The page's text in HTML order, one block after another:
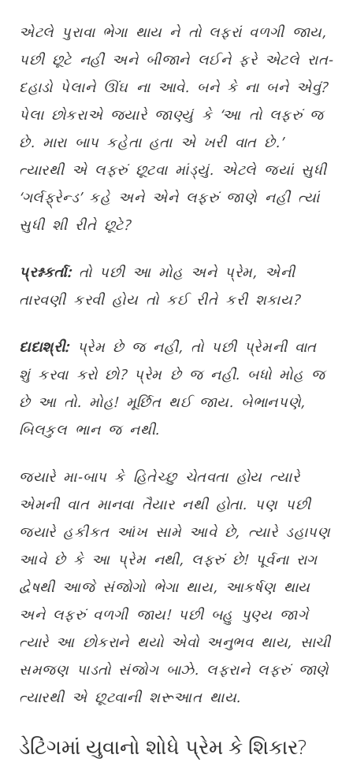
એટલે પુરાવા ભેગા થાય ને તો લફરાં વળગી જાય,
પછી છૂટે નહીં અને બીજાને લઈને ફરે એટલે રાત-
દહાડો પેલાને ઊંઘ ના આવે. બને કે ના બને એવું?
પેલા છોકરાએ જ્યારે જાણ્યું કે ‘આ તો લફરું જ
છે. મારા બાપ કહેતા હતા એ ખરી વાત છે.’
ત્યારથી એ લફરું છૂટવા માંડ્યું. એટલે જ્યાં સુધી
‘ગર્લફ્રેન્ડ’ કહે અને એને લફરું જાણે નહીં ત્યાં
સુધી શી રીતે છૂટે?
પ્રશ્નકર્તા:તો પછી આ મોહ અને પ્રેમ, એની
તારવણી કરવી હોય તો કઈ રીતે કરી શકાય?
દાદાશ્રી:પ્રેમ છે જ નહીં, તો પછી પ્રેમની વાત
શું કરવા કરો છો? પ્રેમ છે જ નહીં. બધો મોહ જ
છે આ તો. મોહ! મૂર્છિત થઈ જાય. બેભાનપણે,
બિલકુલ ભાન જ નથી.
જ્યારે મા-બાપ કે હિતેચ્છુ ચેતવતા હોય ત્યારે
એમની વાત માનવા તૈયાર નથી હોતા. પણ પછી
જ્યારે હકીકત આંખ સામે આવે છે, ત્યારે ડહાપણ
આવે છે કે આ પ્રેમ નથી, લફરું છે! પૂર્વના રાગ
દ્વેષથી આજે સંજોગો ભેગા થાય, આકર્ષણ થાય
અને લફરું વળગી જાય! પછી બહુ પુણ્ય જાગે
ત્યારે આ છોકરાને થયો એવો અનુભવ થાય, સાચી
સમજણ પાડતો સંજોગ બાઝે. લફરાને લફરું જાણે
ત્યારથી એ છૂટવાની શરૂઆત થાય.
ડેટિંગમાં યુવાનો શોધે પ્રેમ કે શિકાર?